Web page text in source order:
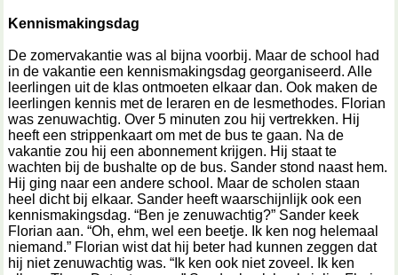
Kennismakingsdag
De zomervakantie was al bijna voorbij. Maar de school had
in de vakantie een kennismakingsdag georganiseerd. Alle
leerlingen uit de klas ontmoeten elkaar dan. Ook maken de
leerlingen kennis met de leraren en de lesmethodes. Florian
was zenuwachtig. Over 5 minuten zou hij vertrekken. Hij
heeft een strippenkaart om met de bus te gaan. Na de
vakantie zou hij een abonnement krijgen. Hij staat te
wachten bij de bushalte op de bus. Sander stond naast hem.
Hij ging naar een andere school. Maar de scholen staan
heel dicht bij elkaar. Sander heeft waarschijnlijk ook een
kennismakingsdag. “Ben je zenuwachtig?” Sander keek
Florian aan. “Oh, ehm, wel een beetje. Ik ken nog helemaal
niemand.” Florian wist dat hij beter had kunnen zeggen dat
hij niet zenuwachtig was. “Ik ken ook niet zoveel. Ik ken